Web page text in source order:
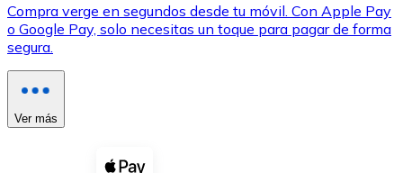
XRP
XRP
Ver todo
Compra verge en segundos desde tu móvil. Con Apple Pay
o Google Pay, solo necesitas un toque para pagar de forma
segura.
Ver más